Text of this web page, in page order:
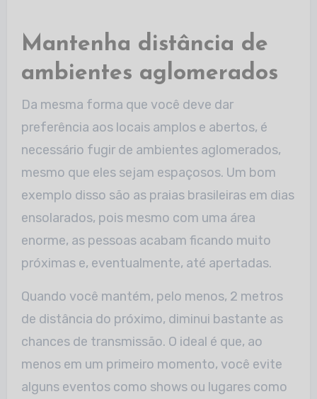
Mantenha distância de
ambientes aglomerados
Da mesma forma que você deve dar
preferência aos locais amplos e abertos, é
necessário fugir de ambientes aglomerados,
mesmo que eles sejam espaçosos. Um bom
exemplo disso são as praias brasileiras em dias
ensolarados, pois mesmo com uma área
enorme, as pessoas acabam ficando muito
próximas e, eventualmente, até apertadas.
Quando você mantém, pelo menos, 2 metros
de distância do próximo, diminui bastante as
chances de transmissão. O ideal é que, ao
menos em um primeiro momento, você evite
alguns eventos como shows ou lugares como